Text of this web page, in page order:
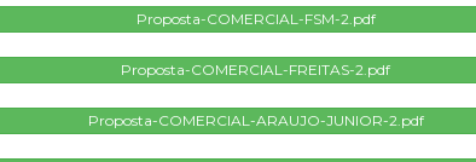
Proposta-COMERCIAL-FSM-2.pdf
Proposta-COMERCIAL-FREITAS-2.pdf
Proposta-COMERCIAL-ARAUJO-JUNIOR-2.pdf